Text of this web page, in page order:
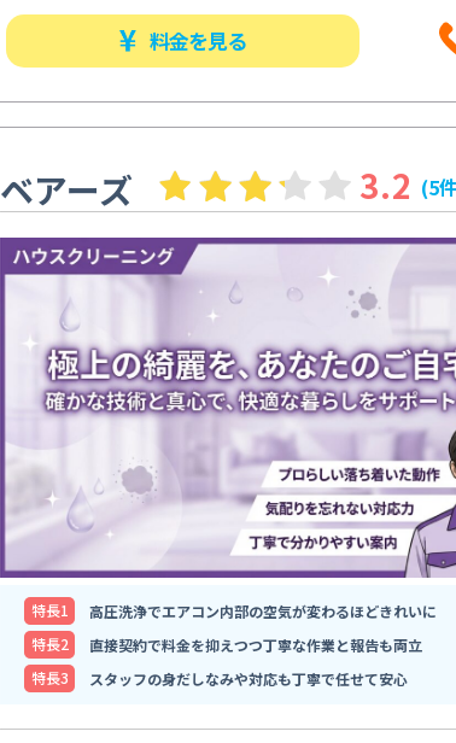
料金を見る
ベアーズ 3.2 (5
特⻑1
高圧洗浄でエアコン内部の空気が変わるほどきれいに
特⻑2
直接契約で料金を抑えつつ丁寧な作業と報告も両立
特⻑3
スタッフの身だしなみや対応も丁寧で任せて安心